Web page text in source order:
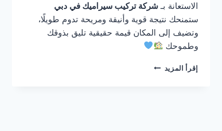
الاستعانة بـ شركة تركيب سيراميك في دبي
ستمنحك نتيجة قوية وأنيقة ومريحة تدوم طويلًا،
وتضيف إلى المكان قيمة حقيقية تليق بذوقك
وطموحك
إقرأ المزيد شركة